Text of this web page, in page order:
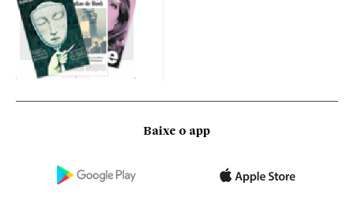
Baixe o app